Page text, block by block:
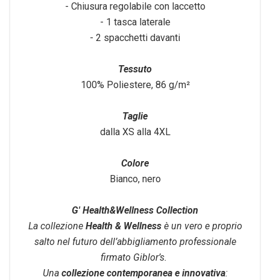
- Chiusura regolabile con laccetto
- 1 tasca laterale
- 2 spacchetti davanti
Tessuto
100% Poliestere, 86 g/m²
Taglie
dalla XS alla 4XL
Colore
Bianco, nero
G' Health&Wellness Collection
La collezione Health & Wellnessè un vero e proprio
salto nel futuro dell’abbigliamento professionale
firmato Giblor’s.
Una collezione contemporanea e innovativa: